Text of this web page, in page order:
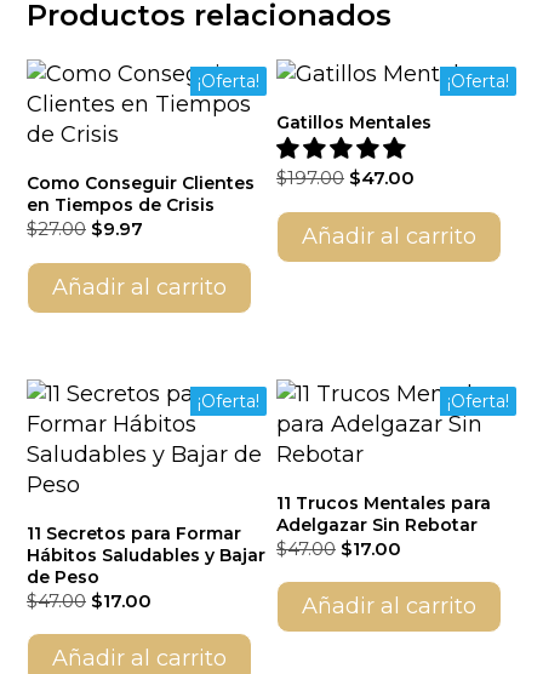
Productos relacionados
¡Oferta!
Como Conseguir Clientes
en Tiempos de Crisis
$27.00 El
original
$9.97
actual
Añadir al carrito
¡Oferta!
Gatillos Mentales
$197.00 El
original
$47.00
actual
Añadir al carrito
¡Oferta!
11 Secretos para Formar
Hábitos Saludables y Bajar
de Peso
$47.00 El
original
$17.00
actual
Añadir al carrito
¡Oferta!
11 Trucos Mentales para
Adelgazar Sin Rebotar
$47.00 El
original
$17.00
actual
Añadir al carrito